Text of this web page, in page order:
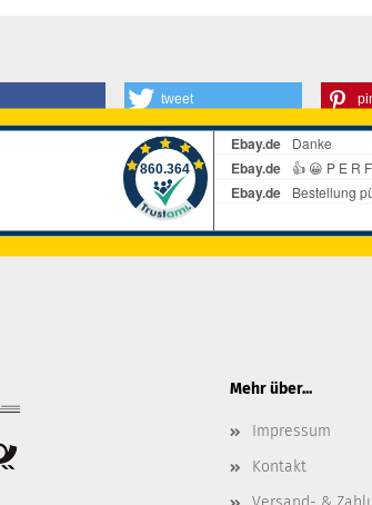
tweet
Mehr über...
Impressum
Kontakt